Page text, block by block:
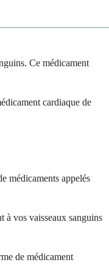
Ce médicament
cardiaque de
médicaments appelés
à vos vaisseaux sanguins
de médicament